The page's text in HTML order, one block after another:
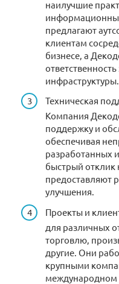
наилучшие
предлагают
клиентам
бизнесе, а
инфраструктуры.
Техническая
Компания
поддержку и
обеспечивая
разработанных
быстрый отклик
предоставляют
улучшения.
Проекты и
для различных
торговлю,
другие. Они
крупными
международном